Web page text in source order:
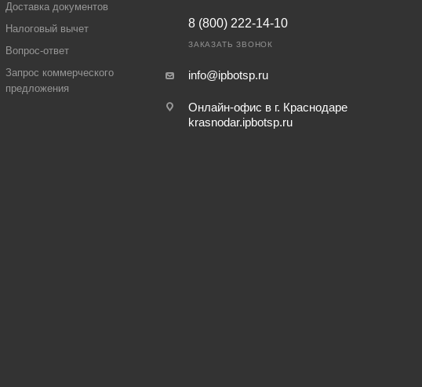
Доставка документов
Налоговый вычет
Вопрос-ответ
Запрос коммерческого
предложения
8 (800) 222-14-10
ЗАКАЗАТЬ ЗВОНОК
info@ipbotsp.ru
Онлайн-офис в г. Краснодаре
krasnodar.ipbotsp.ru